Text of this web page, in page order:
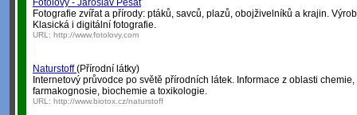
Fotolovy - Jaroslav Pešat
Fotografie zvířat a přírody: ptáků, savců, plazů, obojživelníků a krajin.
Klasická i digitální fotografie.
URL: http://www.fotolovy.com
Naturstoff(Přírodní látky)
Internetový průvodce po světě přírodních látek. Informace z oblasti
farmakognosie, biochemie a toxikologie.
URL: http://www.biotox.cz/naturstoff